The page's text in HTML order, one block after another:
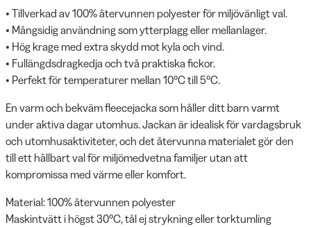
• Tillverkad av 100% återvunnen polyester för miljövänligt val.
• Mångsidig användning som ytterplagg eller mellanlager.
• Hög krage med extra skydd mot kyla och vind.
• Fullängdsdragkedja och två praktiska fickor.
• Perfekt för temperaturer mellan 10°C till 5°C.
En varm och bekväm fleecejacka som håller ditt barn varmt
under aktiva dagar utomhus. Jackan är idealisk för vardagsbruk
och utomhusaktiviteter, och det återvunna materialet gör den
till ett hållbart val för miljömedvetna familjer utan att
kompromissa med värme eller komfort.
Material: 100% återvunnen polyester
Maskintvätt i högst 30°C, tål ej strykning eller torktumling